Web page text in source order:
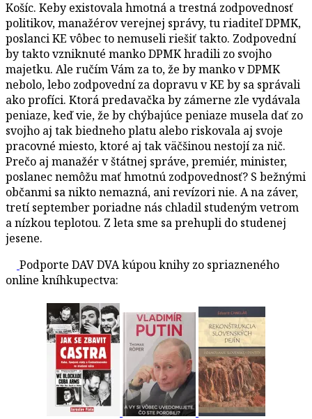
Košíc. Keby existovala hmotná a trestná zodpovednosť
politikov, manažérov verejnej správy, tu riaditeľ DPMK,
poslanci KE vôbec to nemuseli riešiť takto. Zodpovední
by takto vzniknuté manko DPMK hradili zo svojho
majetku. Ale ručím Vám za to, že by manko v DPMK
nebolo, lebo zodpovední za dopravu v KE by sa správali
ako profíci. Ktorá predavačka by zámerne zle vydávala
peniaze, keď vie, že by chýbajúce peniaze musela dať zo
svojho aj tak biedneho platu alebo riskovala aj svoje
pracovné miesto, ktoré aj tak väčšinou nestojí za nič.
Prečo aj manažér v štátnej správe, premiér, minister,
poslanec nemôžu mať hmotnú zodpovednosť? S bežnými
občanmi sa nikto nemazná, ani revízori nie. A na záver,
tretí september poriadne nás chladil studeným vetrom
a nízkou teplotou. Z leta sme sa prehupli do studenej
jesene.
Podporte DAV DVA kúpou knihy zo spriazneného
online kníhkupectva: